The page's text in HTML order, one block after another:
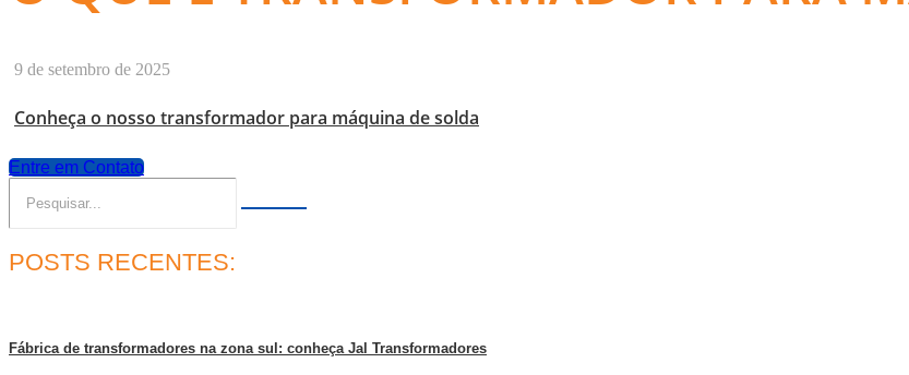
9 de setembro de 2025
Conheça o nosso transformador para máquina de solda
Entre em Contato
POSTS RECENTES:
Fábrica de transformadores na zona sul: conheça Jal Transformadores